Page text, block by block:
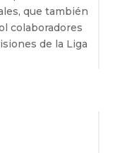
que también
colaboradores
de la Liga